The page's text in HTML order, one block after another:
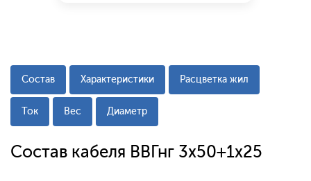
Состав Характеристики Расцветка жил
Ток Вес Диаметр
Состав кабеля ВВГнг 3х50+1х25